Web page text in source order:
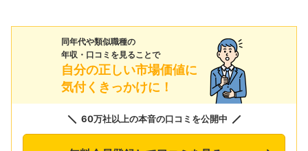
同年代や類似職種の
年収・口コミを見ることで
自分の正しい市場価値に
気付くきっかけに！
60万社以上の本音の口コミを公開中